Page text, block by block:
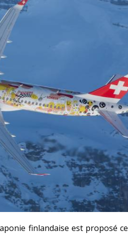
finlandaise est proposé